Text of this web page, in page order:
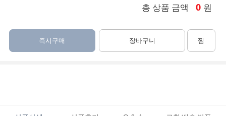
총 상품 금액 0 원
즉시구매 장바구니 찜